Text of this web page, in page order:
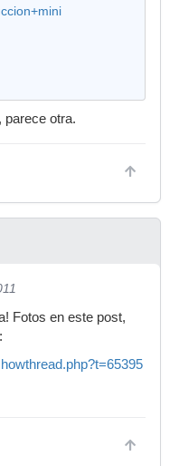
parece otra.
Fotos en este post,